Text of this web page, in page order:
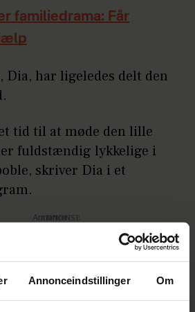
Annonceindstillinger Om
familiedrama: Får
Dia, har ligeledes delt den
tid til at møde den lille
fuldstændig lykkelige i
skriver Dia i et
Annonce